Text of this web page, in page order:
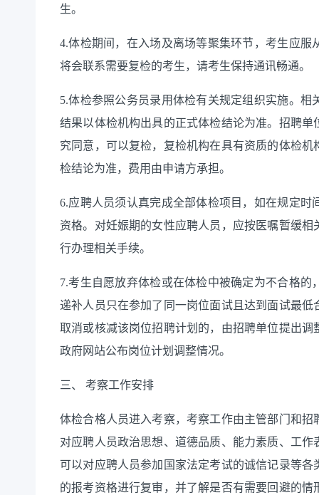
生。
4.体检期间，在入场及离场等聚集环节，考生应
将会联系需要复检的考生，请考生保持通讯畅通。
5.体检参照公务员录用体检有关规定组织实施。
结果以体检机构出具的正式体检结论为准。招聘
究同意，可以复检，复检机构在具有资质的体检
检结论为准，费用由申请方承担。
6.应聘人员须认真完成全部体检项目，如在规定时
资格。对妊娠期的女性应聘人员，应按医嘱暂缓
行办理相关手续。
7.考生自愿放弃体检或在体检中被确定为不合格
递补人员只在参加了同一岗位面试且达到面试最
取消或核减该岗位招聘计划的，由招聘单位提出
政府网站公布岗位计划调整情况。
三、 考察工作安排
体检合格人员进入考察，考察工作由主管部门和
对应聘人员政治思想、道德品质、能力素质、工
可以对应聘人员参加国家法定考试的诚信记录等
的报考资格进行复审，并了解是否有需要回避的